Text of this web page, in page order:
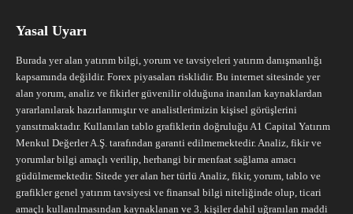
Yasal Uyarı
Burada yer alan yatırım bilgi, yorum ve tavsiyeleri yatırım danışmanlığı
kapsamında değildir. Forex piyasaları risklidir. Bu internet sitesinde yer
alan yorum, analiz ve fikirler güvenilir olduğuna inanılan kaynaklardan
yararlanılarak hazırlanmıştır ve analistlerimizin kişisel görüşlerini
yansıtmaktadır. Kullanılan tablo grafiklerin doğruluğu A1 Capital Yatırım
Menkul Değerler A.Ş. tarafından garanti edilmemektedir. Analiz, fikir ve
yorumlar bilgi amaçlı verilip, herhangi bir menfaat sağlama amacı
güdülmemektedir. Sitede yer alan her türlü Analiz, fikir, yorum, tablo ve
grafikler genel yatırım tavsiyesi ve finansal bilgi niteliğinde olup, ticari
amaçlı kullanılmasından kaynaklanan ve 3. kişiler dahil uğranılan maddi